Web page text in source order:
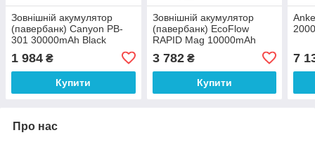
Зовнішній акумулятор
(павербанк) Canyon PB-
301 30000mAh Black
1 984 ₴
Купити
Зовнішній акумулятор
(павербанк) EcoFlow
RAPID Mag 10000mAh
Black (EF-RAPIDQI1-10K-
B-EU)
3 782₴
Купити
7
Про нас